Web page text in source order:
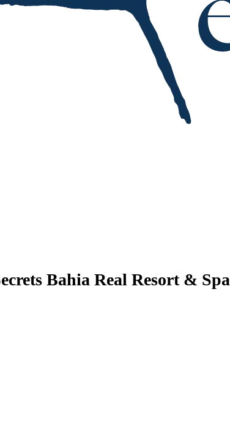
Bahia Real Resort & Spa